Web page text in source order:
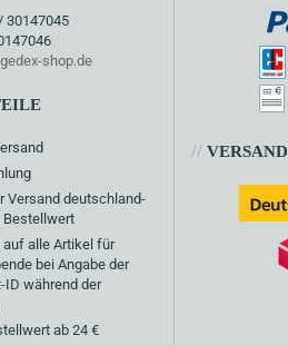
30147045
shop.de
Versand deutschland-
Bestellwert
auf alle Artikel für
bei Angabe der
ID während der
ab 24 €
// VERSAND